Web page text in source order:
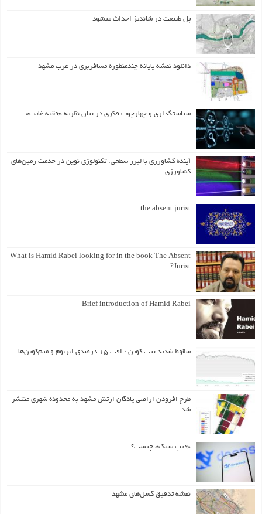
پل طبیعت در شاندیز احداث میشود
دانلود نقشه پایانه چندمنظوره مسافربری در غرب مشهد
سیاستگذاری و چهارچوب فکری در بیان نظریه «فقیه غایب»
آینده کشاورزی با لیزر سطحی: تکنولوژی نوین در خدمت زمین‌های
کشاورزی
the absent jurist
What is Hamid Rabei looking for in the book The Absent
Jurist?
Brief introduction of Hamid Rabei
سقوط شدید بیت کوین ؛ افت ۱۵ درصدی اتریوم و میم‌کوین‌ها
طرح افزودن اراضی پادگان ارتش مشهد به محدوده شهری منتشر
شد
«دیپ سیک» چیست؟
نقشه تدقیق گسل‌های مشهد